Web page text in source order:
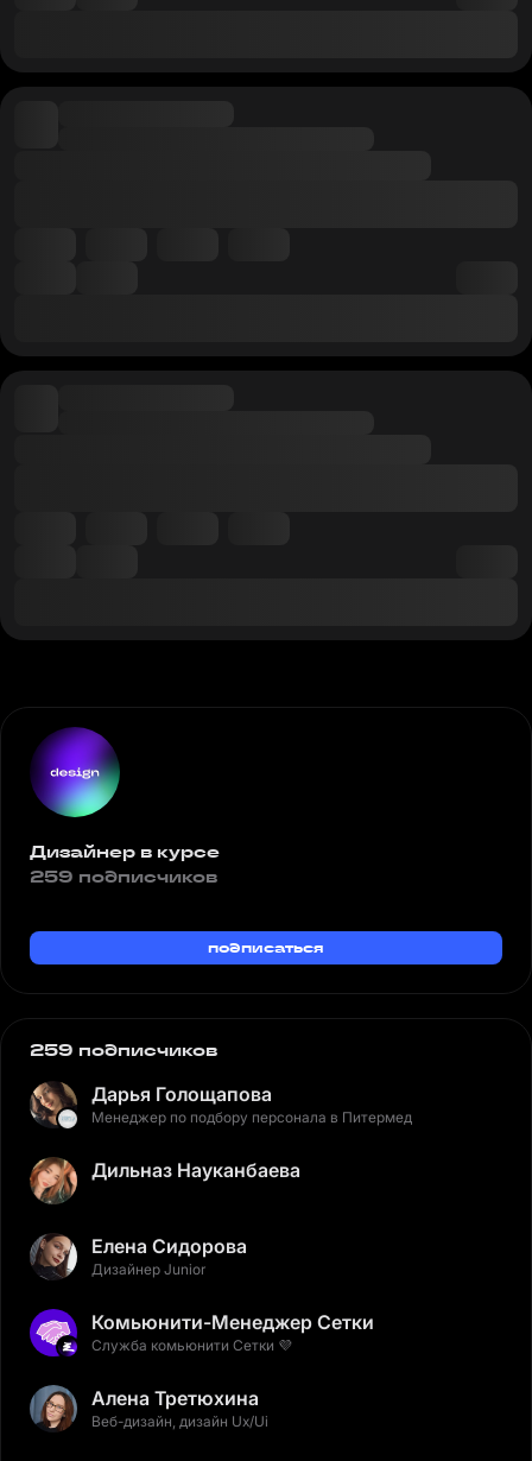
Дизайнер в курсе
259 подписчиков
подписаться
259 подписчиков
Дарья Голощапова
Менеджер по подбору персонала в Питермед
Дильназ Науканбаева
Елена Сидорова
Дизайнер Junior
Комьюнити-Менеджер Сетки
Служба комьюнити Сетки 💜
Алена Третюхина
Веб-дизайн, дизайн Ux/Ui